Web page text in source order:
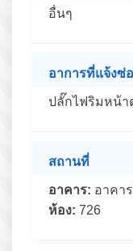
อื่นๆ
อาการที่แจ้งซ่
ปลั๊กไฟริมหน้า
สถานที่
อาคาร: อาคา
ห้อง: 726